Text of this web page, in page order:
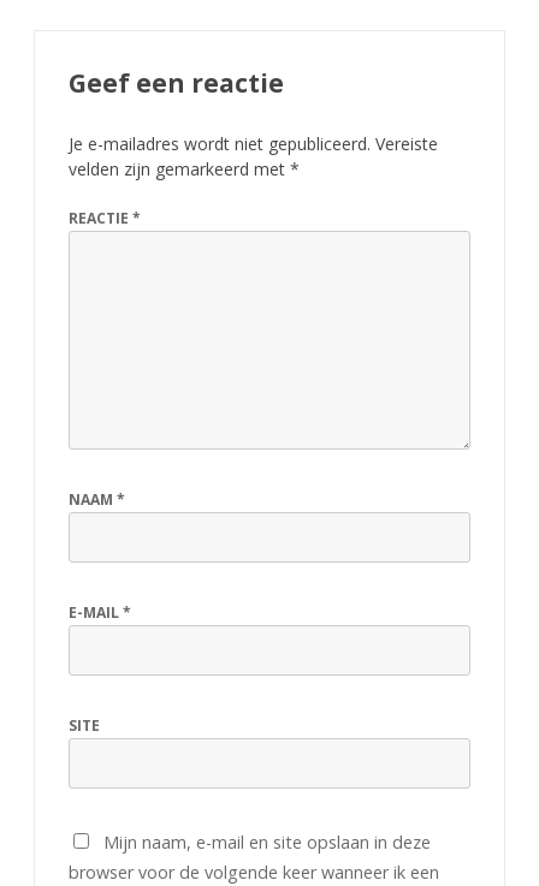
Geef een reactie
Je e-mailadres wordt niet gepubliceerd. Vereiste
velden zijn gemarkeerd met *
REACTIE *
NAAM *
E-MAIL*
SITE
Mijn naam, e-mail en site opslaan in deze
browser voor de volgende keer wanneer ik een